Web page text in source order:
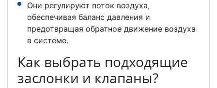
Они регулируют поток воздуха,
обеспечивая баланс давления и
предотвращая обратное движение воздуха
в системе.
Как выбрать подходящие
заслонки и клапаны?